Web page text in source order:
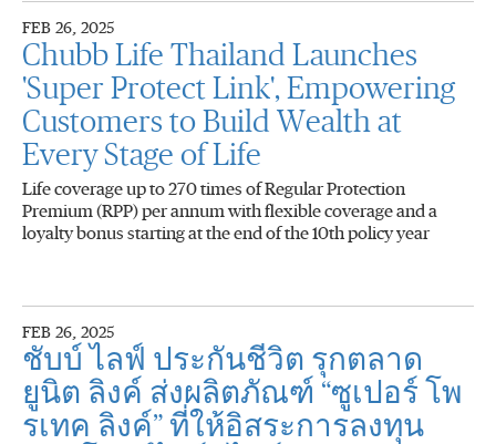
FEB 26, 2025
Chubb Life Thailand Launches
'Super Protect Link', Empowering
Customers to Build Wealth at
Every Stage of Life
Life coverage up to 270 times of Regular Protection
Premium (RPP) per annum with flexible coverage and a
loyalty bonus starting at the end of the 10th policy year
FEB 26, 2025
ชับบ์ ไลฟ์ ประกันชีวิต รุกตลาด
ยูนิต ลิงค์ ส่งผลิตภัณฑ์ “ซูเปอร์ โพ
รเทค ลิงค์” ที่ให้อิสระการลงทุน